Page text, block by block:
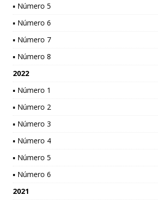
▪ Número 5
▪ Número 6
▪ Número 7
▪ Número 8
2022
▪ Número 1
▪ Número 2
▪ Número 3
▪ Número 4
▪ Número 5
▪ Número 6
2021